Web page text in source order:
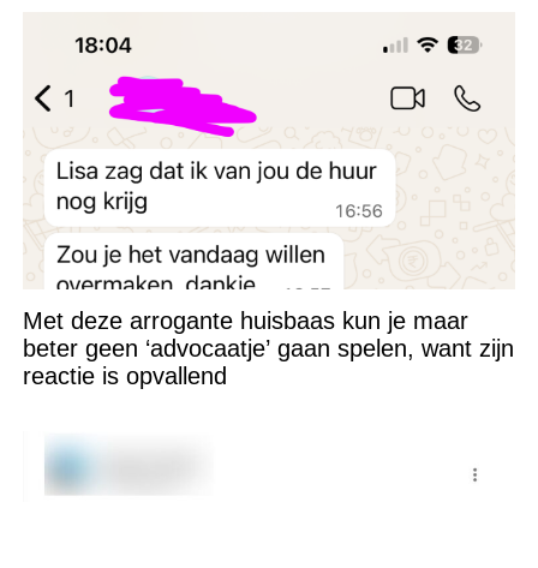
Met deze arrogante huisbaas kun je maar
beter geen ‘advocaatje’ gaan spelen, want zijn
reactie is opvallend